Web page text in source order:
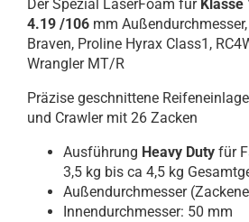
Der Spezial LaserFoam für Klasse
4.19 /106 mm Außendurchmesser,
Braven, Proline Hyrax Class1,
Wrangler MT/R
Präzise geschnittene
und Crawler mit 26 Zacken
Ausführung Heavy Duty für
3,5 kg bis ca 4,5 kg
Außendurchmesser
Innendurchmesser: 50 mm